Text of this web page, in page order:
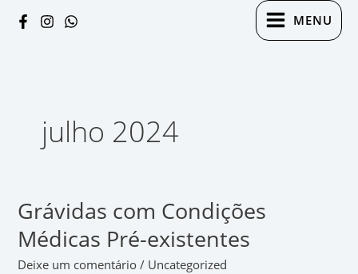
para
MENU
julho 2024
Grávidas com Condições
Médicas Pré-existentes
Deixe um comentário / Uncategorized
Grávidas
com
Condições
Médicas